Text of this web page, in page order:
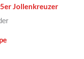
Jollenkreuzer